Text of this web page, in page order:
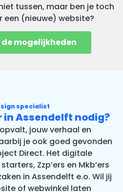
tussen, maar ben je toch
een (nieuwe) website?
mogelijkheden
specialist
in Assendelft nodig?
jouw verhaal en
je ook goed gevonden
Direct. Het digitale
Zzp’ers en Mkb’ers
in Assendelft e.o. Wil jij
of webwinkel laten